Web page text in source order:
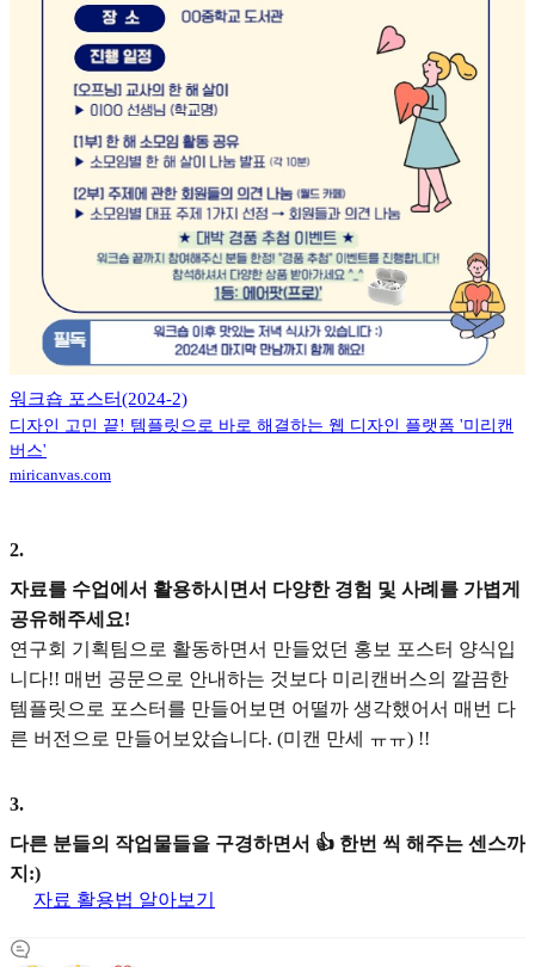
워크숍 포스터(2024-2)
디자인 고민 끝! 템플릿으로 바로 해결하는 웹 디자인 플랫폼 '미리캔
버스'
miricanvas.com
2.
자료를 수업에서 활용하시면서 다양한 경험 및 사례를 가볍게
공유해주세요!
연구회 기획팀으로 활동하면서 만들었던 홍보 포스터 양식입
니다!! 매번 공문으로 안내하는 것보다 미리캔버스의 깔끔한
템플릿으로 포스터를 만들어보면 어떨까 생각했어서 매번 다
른 버전으로 만들어보았습니다. (미캔 만세 ㅠㅠ) !!
3.
다른 분들의 작업물들을 구경하면서 👍 한번 씩 해주는 센스까
지:)
자료 활용법 알아보기